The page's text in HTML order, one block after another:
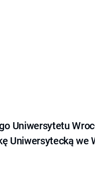
Uniwersytetu
Uniwersytecką we